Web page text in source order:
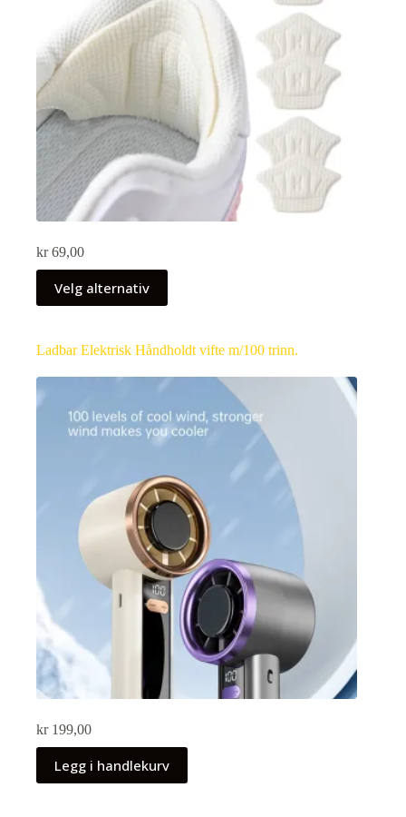
kr69,00
Velg alternativ
Ladbar Elektrisk Håndholdt vifte m/100 trinn.
kr199,00
Legg i handlekurv